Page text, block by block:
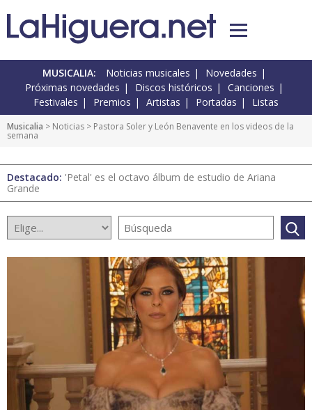
MUSICALIA: Noticias musicales
Novedades
Próximas novedades
Discos históricos
Canciones
Festivales
Premios Artistas Portadas Listas
Musicalia > Noticias > Pastora Soler y León Benavente en los videos de la
semana
Destacado: 'Petal' es el octavo álbum de estudio de Ariana
Grande